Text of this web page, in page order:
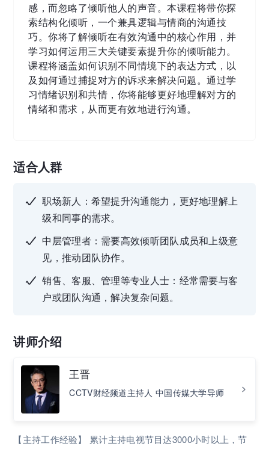
感，而忽略了倾听他人的声音。本课程将带你探
索结构化倾听，一个兼具逻辑与情商的沟通技
巧。你将了解倾听在有效沟通中的核心作用，并
学习如何运用三大关键要素提升你的倾听能力。
课程将涵盖如何识别不同情境下的表达方式，以
及如何通过捕捉对方的诉求来解决问题。通过学
习情绪识别和共情，你将能够更好地理解对方的
情绪和需求，从而更有效地进行沟通。
适合人群
职场新人：希望提升沟通能力，更好地理解上
级和同事的需求。
中层管理者：需要高效倾听团队成员和上级意
见，推动团队协作。
销售、客服、管理等专业人士：经常需要与客
户或团队沟通，解决复杂问题。
讲师介绍
王晋
CCTV财经频道主持人 中国传媒大学导师
【主持工作经验】 累计主持电视节目达3000小时以上，节